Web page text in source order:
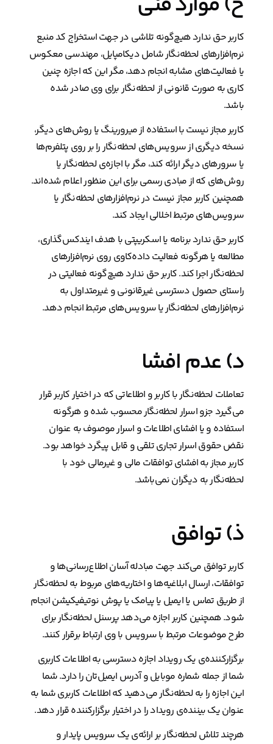
کاربر حق ندارد هیچ‌گونه تلاشی در جهت استخراج کد منبع
نرم‌افزارهای لحظه‌نگار شامل دیکامپایل، مهندسی معکوس
یا فعالیت‌های مشابه انجام دهد، مگر این که اجازه چنین
کاری به صورت قانونی از لحظه‌نگار برای وی صادر شده
باشد.
کاربر مجاز نیست با استفاده از میرورینگ یا روش‌های دیگر،
نسخه دیگری از سرویس‌های لحظه‌نگار را بر روی پتلفرم‌ها
یا سرورهای دیگر ارائه کند، مگر با اجازه‌ی لحظه‌نگار یا
روش‌های که از مبادی رسمی برای این منظور اعلام شده‌اند.
همچنین کاربر مجاز نیست در نرم‌افزارهای لحظه‌نگار یا
سرویس‌های مرتبط اخلالی ایجاد کند.
کاربر حق ندارد برنامه یا اسکریپتی با هدف ایندکس‌گذاری،
مطالعه یا هرگونه فعالیت داده‌کاوی روی نرم‌افزارهای
لحظه‌نگار اجرا کند. کاربر حق ندارد هیچ‌گونه فعالیتی در
راستای حصول دسترسی غیرقانونی و غیرمتداول به
نرم‌افزارهای لحظه‌نگار یا سرویس‌های مرتبط انجام دهد.
د) عدم افشا
تعاملات لحظه‌نگار با کاربر و اطلاعاتی که در اختیار کاربر قرار
می‌گیرد جزو اسرار لحظه‌نگار محسوب شده و هرگونه
استفاده و یا افشای اطلاعات و اسرار موصوف به عنوان
نقض حقوق اسرار تجاری تلقی و قابل پیگرد خواهد بود.
کاربر مجاز به افشای توافقات مالی و غیرمالی خود با
لحظه‌نگار به دیگران نمی‌باشد.
ذ) توافق
کاربر توافق می‌کند جهت مبادله آسان اطلاع‌رسانی‌ها و
توافقات، ارسال ابلاغیه‌ها و اختاریه‌های مربوط به لحظه‌نگار
از طریق تماس یا ایمیل یا پیامک یا پوش نوتیفیکیشن انجام
شود. همچنین کاربر اجازه می‌دهد پرسنل لحظه‌نگار برای
طرح موضوعات مرتبط با سرویس با وی ارتباط برقرار کنند.
برگزارکننده‌ی یک رویداد اجازه دسترسی به اطلاعات کاربری
شما از جمله شماره موبایل و آدرس ایمیل‌تان را دارد. شما
این اجازه را به لحظه‌نگار می‌دهید که اطلاعات کاربری شما به
عنوان یک بیننده‌ی رویداد را در اختیار برگزارکننده قرار دهد.
هرچند تلاش لحظه‌نگار بر ارائه‌ی یک سرویس پایدار و